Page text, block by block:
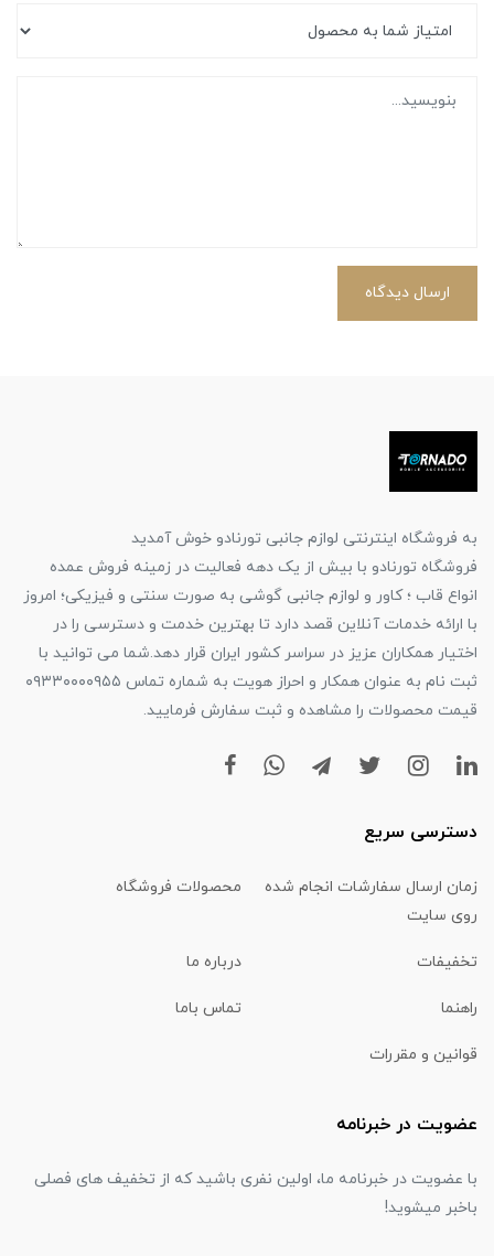
ارسال دیدگاه
به فروشگاه اینترنتی لوازم جانبی تورنادو خوش آمدید
فروشگاه تورنادو با بیش از یک دهه فعالیت در زمینه فروش عمده
انواع قاب ؛ کاور و لوازم جانبی گوشی به صورت سنتی و فیزیکی؛ امروز
با ارائه خدمات آنلاین قصد دارد تا بهترین خدمت و دسترسی را در
اختیار همکاران عزیز در سراسر کشور ایران قرار دهد.شما می توانید با
ثبت نام به عنوان همکار و احراز هویت به شماره تماس ۰۹۳۳۰۰۰۰۹۵۵
قیمت محصولات را مشاهده و ثبت سفارش فرمایید.
دسترسی سریع
زمان ارسال سفارشات انجام شده
روی سایت
محصولات فروشگاه
تخفیفات درباره ما
راهنما تماس باما
قوانین و مقررات
عضویت در خبرنامه
با عضویت در خبرنامه ما، اولین نفری باشید که از تخفیف های فصلی
باخبر میشوید!